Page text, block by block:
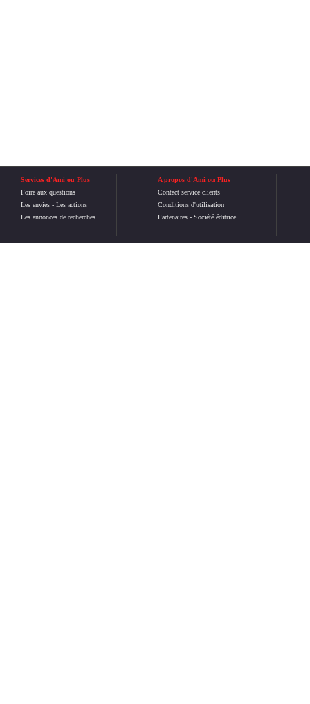
Services d'Ami ou Plus
Foire aux questions
Les envies - Les actions
Les annonces de recherches
A propos d'Ami ou Plus
Contact service clients
Conditions d'utilisation
Partenaires- Société éditrice